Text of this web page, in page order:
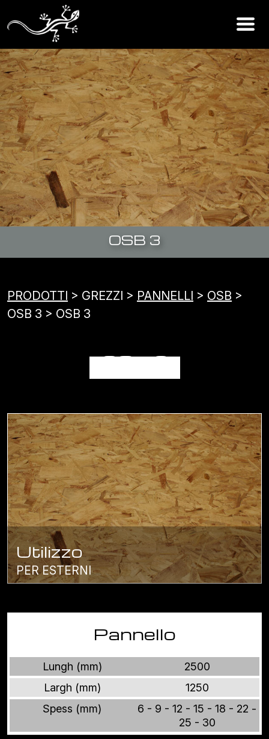
OSB 3
PRODOTTI > GREZZI > PANNELLI > OSB >
OSB 3 > OSB 3
OSB 3
Utilizzo
PER ESTERNI
Pannello
Lungh (mm)
2500
Largh (mm)
1250
Spess (mm)
6 - 9 - 12 - 15 - 18 - 22 -
25 - 30